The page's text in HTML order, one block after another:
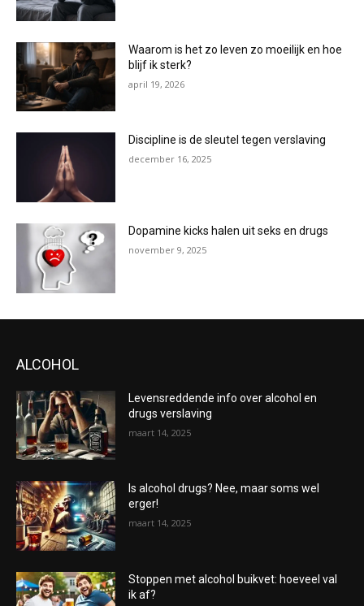
Waarom is het zo leven zo moeilijk en hoe
blijf ik sterk?
april 19, 2026
Discipline is de sleutel tegen verslaving
december 16, 2025
Dopamine kicks halen uit seks en drugs
november 9, 2025
ALCOHOL
Levensreddende info over alcohol en
drugs verslaving
maart 14, 2025
Is alcohol drugs? Nee, maar soms wel
erger!
maart 14, 2025
Stoppen met alcohol buikvet: hoeveel val
ik af?